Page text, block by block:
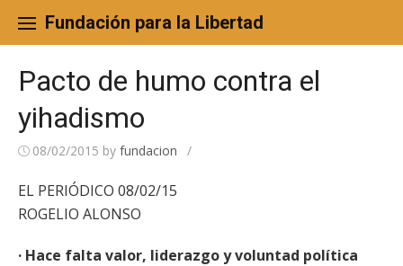
content
Fundación para la Libertad
Pacto de humo contra el
yihadismo
08/02/2015 by fundacion /
EL PERIÓDICO 08/02/15
ROGELIO ALONSO
· Hace falta valor, liderazgo y voluntad política